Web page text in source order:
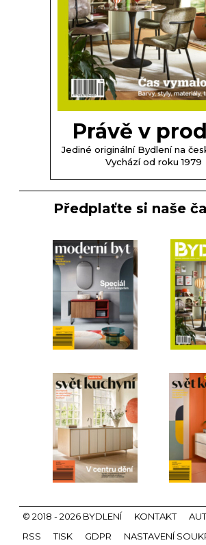
Právě v
Jediné originální Bydlení na
Vychází od roku 1979
Předplaťte si naše
© 2018 - 2026 BYDLENÍ KONTAKT
RSS
TISK GDPR NASTAVENÍ